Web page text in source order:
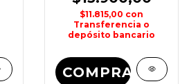
$11.815,00 con
Transferencia o
depósito bancario
COMPRAR